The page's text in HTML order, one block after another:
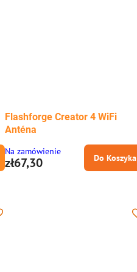
Flashforge Creator 4 WiFi
Anténa
Na zamówienie
zł67,30 Do Koszyka